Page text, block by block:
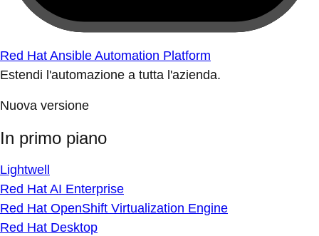
Red Hat Ansible Automation Platform
Estendi l'automazione a tutta l'azienda.
Nuova versione
In primo piano
Lightwell
Red Hat AI Enterprise
Red Hat OpenShift Virtualization Engine
Red Hat Desktop